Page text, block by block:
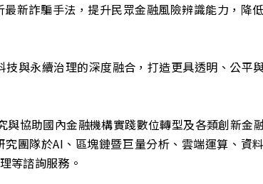
新詐騙手法，提升民眾金融風險辨識能力，降
與永續治理的深度融合，打造更具透明、公平
協助國內金融機構實踐數位轉型及各類創新金
團隊於AI、區塊鏈暨巨量分析、雲端運算、資
等諮詢服務。